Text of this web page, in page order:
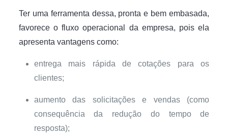
Ter uma ferramenta dessa, pronta e bem embasada,
favorece o fluxo operacional da empresa, pois ela
apresenta vantagens como:
entrega mais rápida de cotações para os
clientes;
aumento das solicitações e vendas (como
consequência da redução do tempo de
resposta);